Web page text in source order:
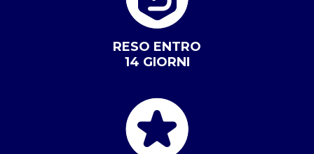
RESO ENTRO
14 GIORNI